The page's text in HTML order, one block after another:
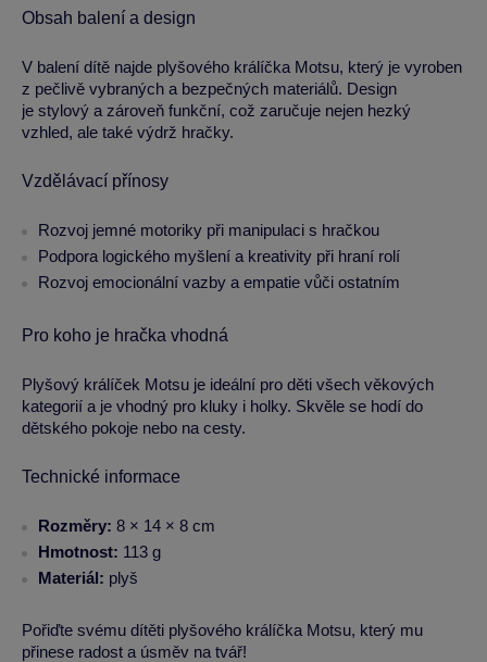
Obsah balení a design
V balení dítě najde plyšového králíčka Motsu, který je vyroben
z pečlivě vybraných a bezpečných materiálů. Design
je stylový a zároveň funkční, což zaručuje nejen hezký
vzhled, ale také výdrž hračky.
Vzdělávací přínosy
Rozvoj jemné motoriky při manipulaci s hračkou
Podpora logického myšlení a kreativity při hraní rolí
Rozvoj emocionální vazby a empatie vůči ostatním
Pro koho je hračka vhodná
Plyšový králíček Motsu je ideální pro děti všech věkových
kategorií a je vhodný pro kluky i holky. Skvěle se hodí do
dětského pokoje nebo na cesty.
Technické informace
Rozměry: 8 × 14 × 8 cm
Hmotnost: 113 g
Materiál: plyš
Pořiďte svému dítěti plyšového králíčka Motsu, který mu
přinese radost a úsměv na tvář!